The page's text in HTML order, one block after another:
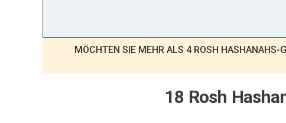
MÖCHTEN SIE MEHR ALS 4 ROSH HASHANAHS-
18 Rosh